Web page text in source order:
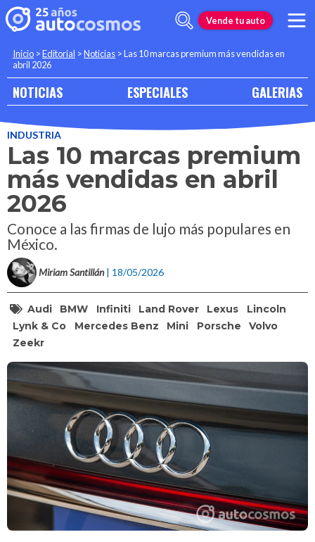
Vende tu auto
Inicio >Editorial >Noticias >Las 10 marcas premium más vendidas en
abril 2026
NOTICIAS ESPECIALES GALERIAS
INDUSTRIA
Las 10 marcas premium
más vendidas en abril
2026
Conoce a las firmas de lujo más populares en
México.
Miriam Santillán | 18/05/2026
Audi BMW Infiniti Land Rover Lexus
Lincoln
Lynk & Co
Mercedes Benz Mini Porsche
Volvo
Zeekr